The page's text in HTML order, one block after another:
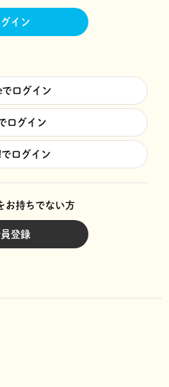
グイン
ログイン
ログイン
ログイン
お持ちでない方
登録